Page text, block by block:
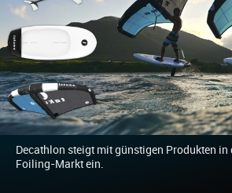
Decathlon steigt mit günstigen Produkten in
Foiling-Markt ein.